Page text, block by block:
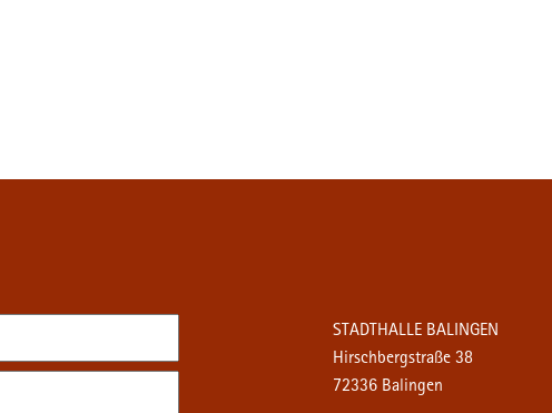
STADTHALLE BALINGEN
Hirschbergstraße 38
72336 Balingen